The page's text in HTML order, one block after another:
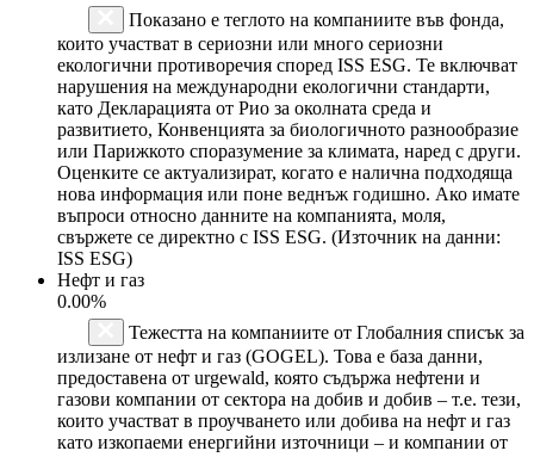
Показано е теглото на компаниите във фонда,
които участват в сериозни или много сериозни
екологични противоречия според ISS ESG. Те включват
нарушения на международни екологични стандарти,
като Декларацията от Рио за околната среда и
развитието, Конвенцията за биологичното разнообразие
или Парижкото споразумение за климата, наред с други.
Оценките се актуализират, когато е налична подходяща
нова информация или поне веднъж годишно. Ако имате
въпроси относно данните на компанията, моля,
свържете се директно с ISS ESG. (Източник на данни:
ISS ESG)
Нефт и газ
0.00%
Тежестта на компаниите от Глобалния списък за
излизане от нефт и газ (GOGEL). Това е база данни,
предоставена от urgewald, която съдържа нефтени и
газови компании от сектора на добив и добив – т.е. тези,
които участват в проучването или добива на нефт и газ
като изкопаеми енергийни източници – и компании от